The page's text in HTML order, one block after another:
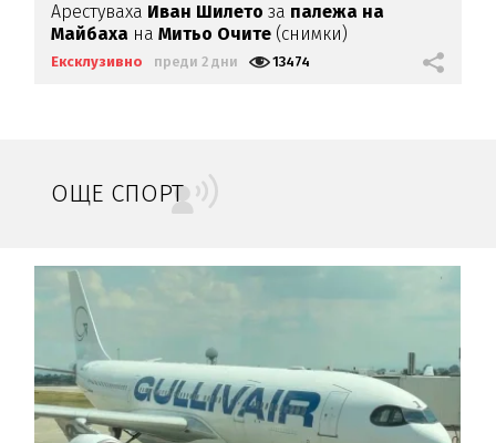
Арестуваха Иван Шилетоза палежа на
Майбаха наМитьо Очите (снимки)
Ексклузивно преди 2 дни 13474
ОЩЕ СПОРТ